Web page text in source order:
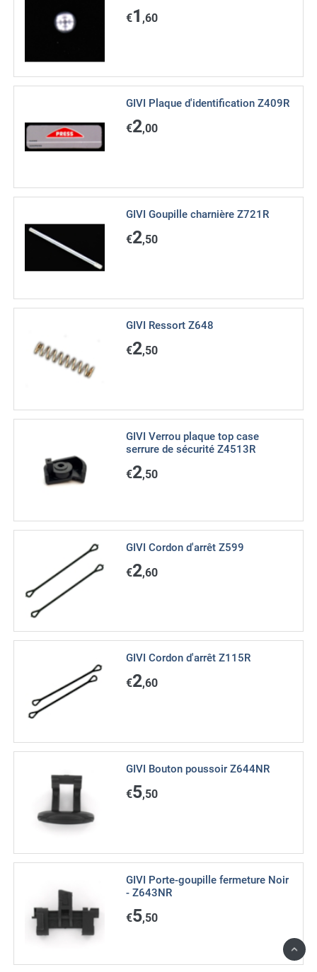
€1 ,60
GIVI Plaque d'identification Z409R
€2,00
GIVI Goupille charnière Z721R
€2,50
GIVI Ressort Z648
€2,50
GIVI Verrou plaque top case
serrure de sécurité Z4513R
€2,50
GIVI Cordon d'arrêt Z599
€2,60
GIVI Cordon d'arrêt Z115R
€2,60
GIVI Bouton poussoir Z644NR
€5,50
GIVI Porte-goupille fermeture Noir
- Z643NR
€5,50